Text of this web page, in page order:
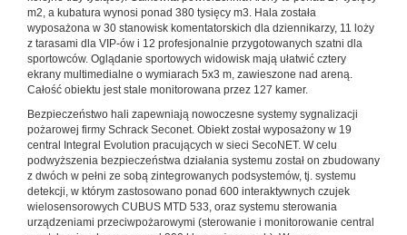
m2, a kubatura wynosi ponad 380 tysięcy m3. Hala została
wyposażona w 30 stanowisk komentatorskich dla dziennikarzy, 11 loży
z tarasami dla ­VIP-ów i 12 profesjonalnie przygotowanych szatni dla
sportowców. Oglądanie sportowych widowisk mają ułatwić cztery
ekrany multimedialne o wymiarach 5x3 m, zawieszone nad areną.
Całość obiektu jest stale monitorowana przez 127 kamer.
Bezpieczeństwo hali zapewniają nowoczesne systemy sygnalizacji
pożarowej firmy Schrack Seconet. Obiekt został wyposażony w 19
central Integral Evolution pracujących w sieci SecoNET. W celu
podwyższenia bezpieczeństwa działania systemu został on zbudowany
z dwóch w pełni ze sobą zintegrowanych podsystemów, tj. systemu
detekcji, w którym zastosowano ponad 600 interaktywnych czujek
wielosensorowych CUBUS MTD 533, oraz systemu sterowania
urządzeniami przeciwpożarowymi (sterowanie i monitorowanie central